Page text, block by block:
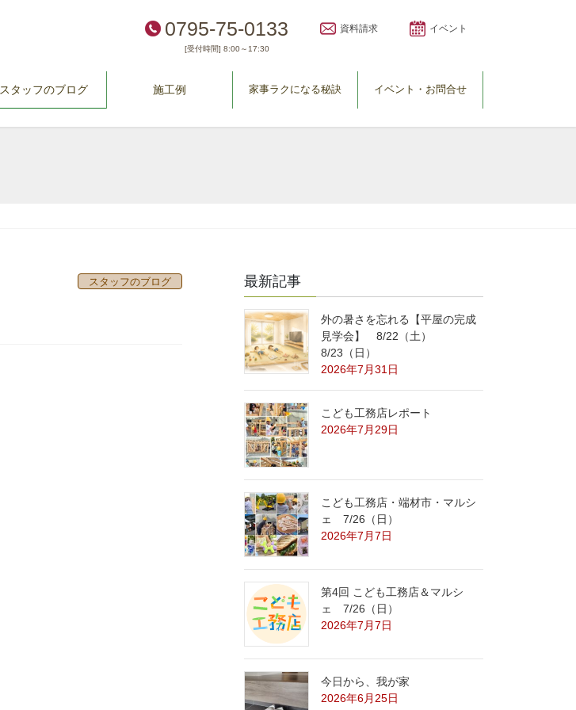
0795-75-0133
[受付時間] 8:00～17:30
資料請求 イベント
スタッフのブログ 施工例 家事ラクになる秘訣 イベント・お問合せ
スタッフのブログ 最新記事
外の暑さを忘れる【平屋の完成
見学会】 8/22（土）
8/23（日）
2026年7月31日
こども工務店レポート
2026年7月29日
こども工務店・端材市・マルシ
ェ 7/26（日）
2026年7月7日
第4回 こども工務店＆マルシ
ェ 7/26（日）
2026年7月7日
今日から、我が家
2026年6月25日